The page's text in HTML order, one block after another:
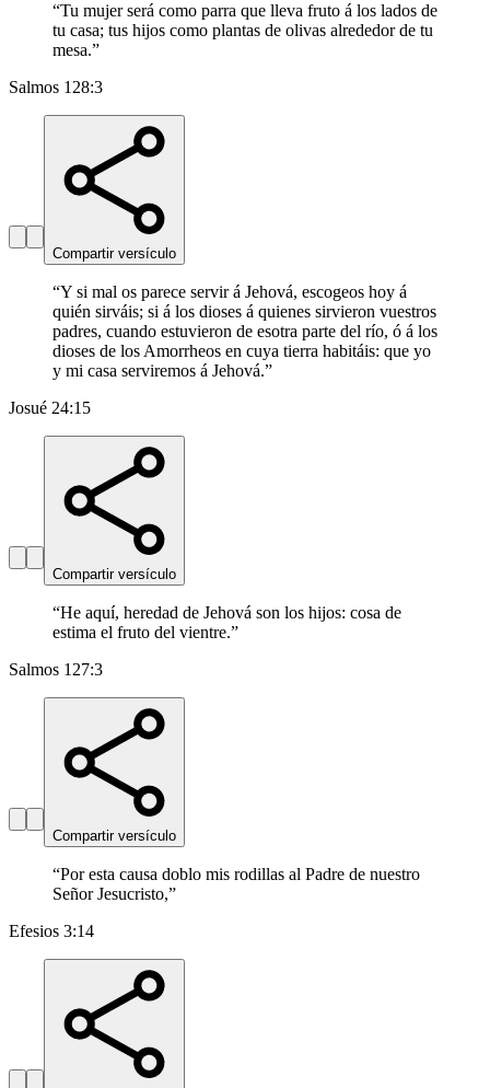
“Tu mujer será como parra que lleva fruto á los lados de
tu casa; tus hijos como plantas de olivas alrededor de tu
mesa.”
Salmos 128:3
Compartir versículo
“Y si mal os parece servir á Jehová, escogeos hoy á
quién sirváis; si á los dioses á quienes sirvieron vuestros
padres, cuando estuvieron de esotra parte del río, ó á los
dioses de los Amorrheos en cuya tierra habitáis: que yo
y mi casa serviremos á Jehová.”
Josué 24:15
Compartir versículo
“He aquí, heredad de Jehová son los hijos: cosa de
estima el fruto del vientre.”
Salmos 127:3
Compartir versículo
“Por esta causa doblo mis rodillas al Padre de nuestro
Señor Jesucristo,”
Efesios 3:14